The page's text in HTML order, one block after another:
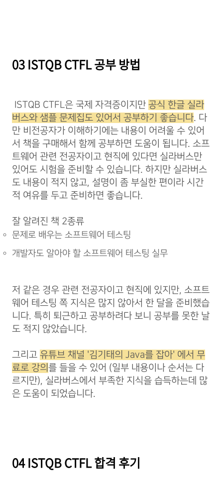
03 ISTQB CTFL 공부 방법
ISTQB CTFL은 국제 자격증이지만 공식 한글 실라
버스와 샘플 문제집도 있어서 공부하기 좋습니다. 다
만 비전공자가 이해하기에는 내용이 어려울 수 있어
서 책을 구매해서 함께 공부하면 도움이 됩니다. 소프
트웨어 관련 전공자이고 현직에 있다면 실라버스만
있어도 시험을 준비할 수 있습니다. 하지만 실라버스
도 내용이 적지 않고, 설명이 좀 부실한 편이라 시간
적 여유를 두고 준비하면 좋습니다.
잘 알려진 책 2종류
문제로 배우는 소프트웨어 테스팅
개발자도 알아야 할 소프트웨어 테스팅 실무
저 같은 경우 관련 전공자이고 현직에 있지만, 소프트
웨어 테스팅 쪽 지식은 많지 않아서 한 달을 준비했습
니다. 특히 퇴근하고 공부하려다 보니 공부를 못한 날
도 적지 않았습니다.
그리고 유튜브 채널 '김기태의 Java를 잡아' 에서 무
료로 강의를 들을 수 있어 (일부 내용이나 순서는 다
르지만), 실라버스에서 부족한 지식을 습득하는데 많
은 도움이 되었습니다.
04 ISTQB CTFL 합격 후기